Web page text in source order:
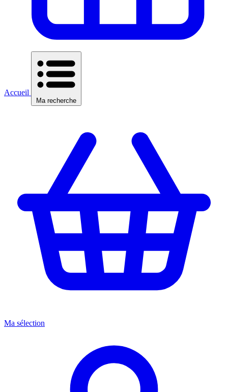
Accueil
Ma recherche
Ma sélection